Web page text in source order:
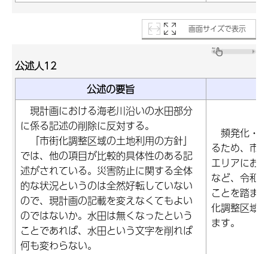
画面サイズで表示
公述人12
公述の要旨
現計画における海老川沿いの水田部分
に係る記述の削除に反対する。
「市街化調整区域の土地利用の方針」
では、他の項目が比較的具体性のある記
述がされている。災害防止に関する全体
的な状況というのは全然好転していない
ので、現計画の記載を変えなくてもよい
のではないか。水田は無くなったという
ことであれば、水田という文字を削れば
何も変わらない。
頻発化・
るため、市
エリアにお
など、令和
ことを踏ま
化調整区域
ます。